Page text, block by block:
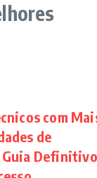
com
de
Guia Definitivo